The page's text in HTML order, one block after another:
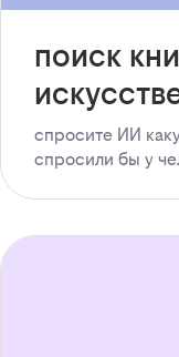
поиск
спросите ИИ
спросили бы у